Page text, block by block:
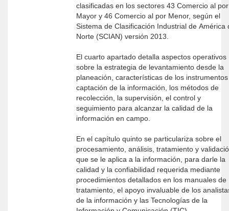
clasificadas en los sectores 43 Comercio al por
Mayor y 46 Comercio al por Menor, según el
Sistema de Clasificación Industrial de América
Norte (SCIAN) versión 2013.
El cuarto apartado detalla aspectos operativos
sobre la estrategia de levantamiento desde la
planeación, características de los
captación de la información, los métodos de
recolección, la supervisión, el control y
seguimiento para alcanzar la calidad de la
información en campo.
En el capítulo quinto se particulariza sobre el
procesamiento, análisis, tratamiento y
que se le aplica a la información, para darle la
calidad y la confiabilidad requerida mediante
procedimientos detallados en los manuales de
tratamiento, el apoyo invaluable de los
de la información y las Tecnologías de la